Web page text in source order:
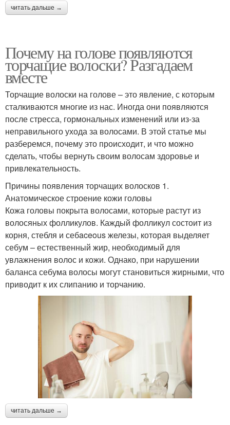
читать дальше →
Почему на голове появляются
торчащие волоски? Разгадаем
вместе
Торчащие волоски на голове – это явление, с которым
сталкиваются многие из нас. Иногда они появляются
после стресса, гормональных изменений или из-за
неправильного ухода за волосами. В этой статье мы
разберемся, почему это происходит, и что можно
сделать, чтобы вернуть своим волосам здоровье и
привлекательность.
Причины появления торчащих волосков 1.
Анатомическое строение кожи головы
Кожа головы покрыта волосами, которые растут из
волосяных фолликулов. Каждый фолликул состоит из
корня, стебля и себaceous железы, которая выделяет
себум – естественный жир, необходимый для
увлажнения волос и кожи. Однако, при нарушении
баланса себума волосы могут становиться жирными, что
приводит к их слипанию и торчанию.
читать дальше →